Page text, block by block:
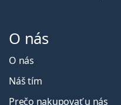
O nás
O nás
Náš tím
Prečo nakupovať u nás